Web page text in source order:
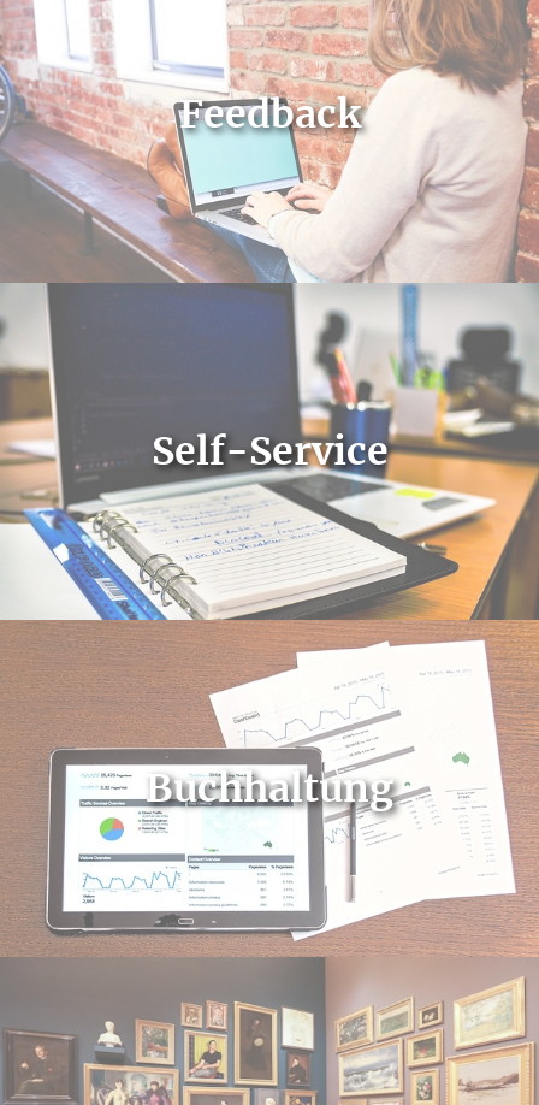
Feedback
Self-Service
Buchhaltung